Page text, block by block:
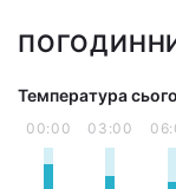
Температура
00:00 03:00